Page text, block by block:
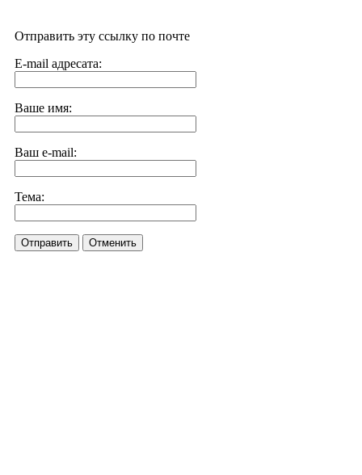
Отправить эту ссылку по почте
E-mail адресата:
Ваше имя:
Ваш e-mail:
Тема:
Отправить Отменить